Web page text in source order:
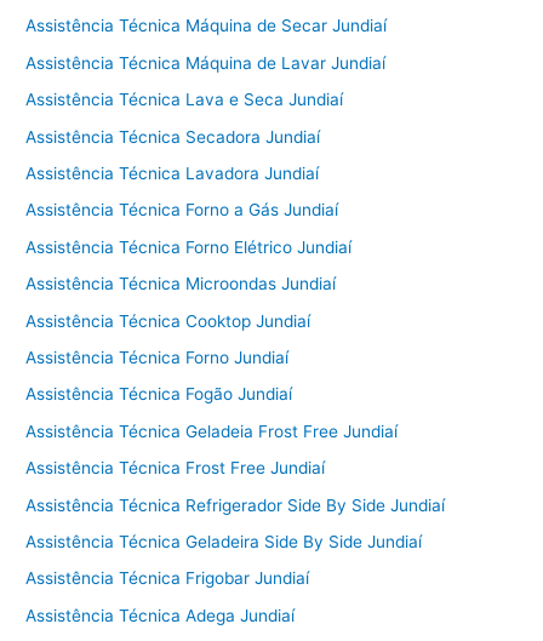
Assistência Técnica Máquina de Secar Jundiaí
Assistência Técnica Máquina de Lavar Jundiaí
Assistência Técnica Lava e Seca Jundiaí
Assistência Técnica Secadora Jundiaí
Assistência Técnica Lavadora Jundiaí
Assistência Técnica Forno a Gás Jundiaí
Assistência Técnica Forno Elétrico Jundiaí
Assistência Técnica Microondas Jundiaí
Assistência Técnica Cooktop Jundiaí
Assistência Técnica Forno Jundiaí
Assistência Técnica Fogão Jundiaí
Assistência Técnica Geladeia Frost Free Jundiaí
Assistência Técnica Frost Free Jundiaí
Assistência Técnica Refrigerador Side By Side Jundiaí
Assistência Técnica Geladeira Side By Side Jundiaí
Assistência Técnica Frigobar Jundiaí
Assistência Técnica Adega Jundiaí